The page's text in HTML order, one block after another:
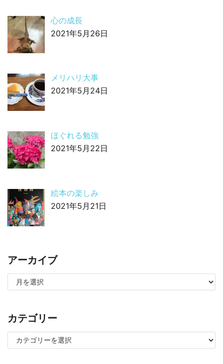
心の成長
2021年5月26日
メリハリ大事
2021年5月24日
ほぐれる勉強
2021年5月22日
絵本の楽しみ
2021年5月21日
アーカイブ
カテゴリー